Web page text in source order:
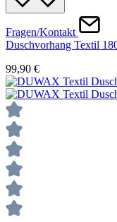
Fragen/Kontakt
Duschvorhang Textil
99,90 €